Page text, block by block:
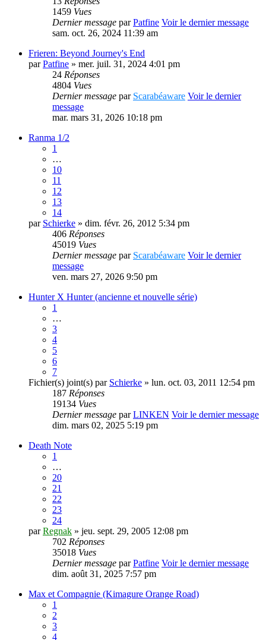
1459 Vues
Dernier message parPatfine Voir le dernier message
sam. oct. 26, 2024 11:39 am
Frieren: Beyond Journey's End
parPatfine » mer. juil. 31, 2024 4:01 pm
24 Réponses
4804 Vues
Dernier message par Scarabéaware Voir le dernier
message
mar. mars 31, 2026 10:18 pm
Ranma 1/2
1
…
10
11
12
13
14
par Schierke » dim. févr. 26, 2012 5:34 pm
406 Réponses
45019 Vues
Dernier message par Scarabéaware Voir le dernier
message
ven. mars 27, 2026 9:50 pm
Hunter X Hunter (ancienne et nouvelle série)
1
…
3
4
5
6
7
Fichier(s) joint(s) par Schierke » lun. oct. 03, 2011 12:54 pm
187 Réponses
19134 Vues
Dernier message parLINKEN Voir le dernier message
dim. mars 02, 2025 5:19 pm
Death Note
1
…
20
21
22
23
24
parRegnak » jeu. sept. 29, 2005 12:08 pm
702 Réponses
35018 Vues
Dernier message parPatfine Voir le dernier message
dim. août 31, 2025 7:57 pm
Max et Compagnie (Kimagure Orange Road)
1
2
3
4